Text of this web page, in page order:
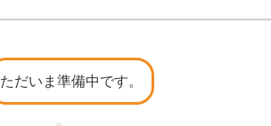
ただいま準備中です。